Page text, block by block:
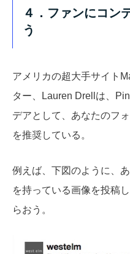
４．ファンにコン
う
アメリカの超大手サイト
ター、Lauren Drellは、
デアとして、あなたのフ
を推奨している。
例えば、下図のように、
を持っている画像を投稿
らおう。